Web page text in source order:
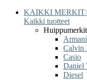
KAIKKI MERKIT
Kaikki tuotteet
Huippumerkit
Calvin
Casio
Daniel
Diesel